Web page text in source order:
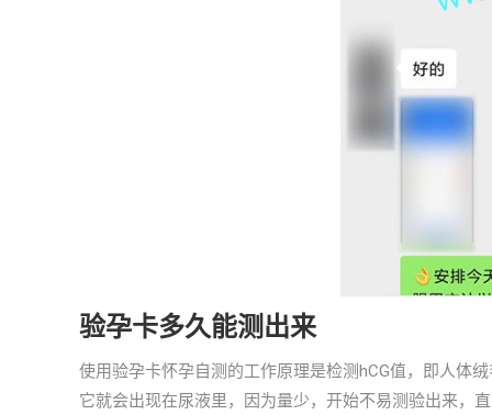
验孕卡多久能测出来
使用验孕卡怀孕自测的工作原理是检测hCG值，即人体
它就会出现在尿液里，因为量少，开始不易测验出来，